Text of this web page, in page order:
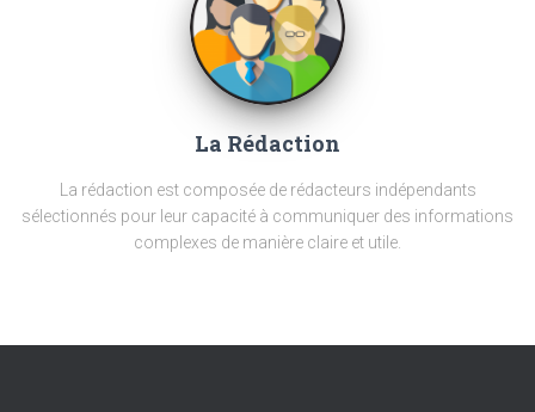
La Rédaction
La rédaction est composée de rédacteurs indépendants
sélectionnés pour leur capacité à communiquer des informations
complexes de manière claire et utile.